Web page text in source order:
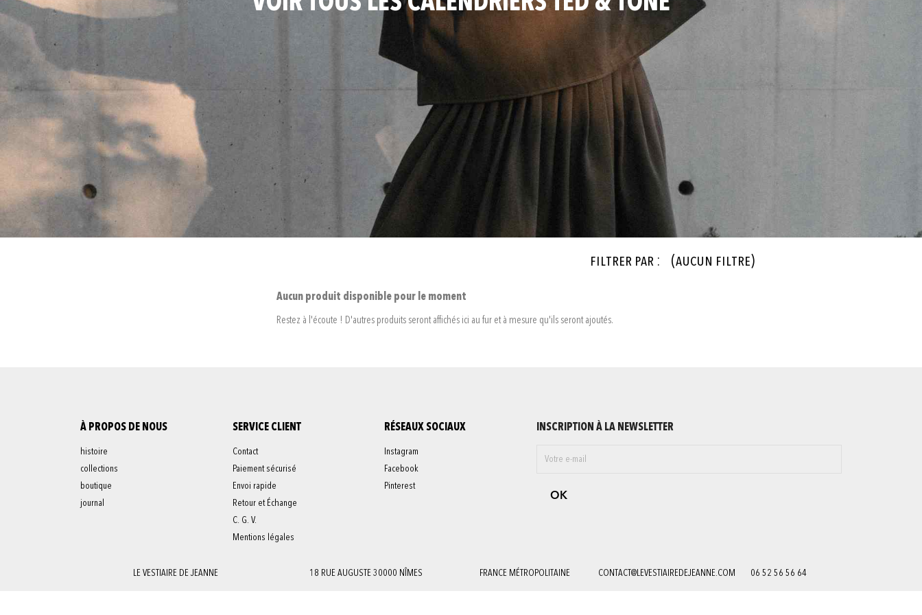
Filtrer par : (aucun filtre)
Aucun produit disponible pour le moment
Restez à l'écoute ! D'autres produits seront affichés ici au fur et à mesure qu'ils seront ajoutés.
À PROPOS DE NOUS
histoire
collections
boutique
journal
SERVICE CLIENT
Contact
Paiement sécurisé
Envoi rapide
Retour et Échange
C. G. V.
Mentions légales
RÉSEAUX SOCIAUX
Instagram
Facebook
Pinterest
INSCRIPTION À LA NEWSLETTER
LE VESTIAIRE DE JEANNE 18 RUE AUGUSTE 30000 NÎMES FRANCE MÉTROPOLITAINE CONTACT@LEVESTIAIREDEJEANNE.COM 06 52 56 56 64